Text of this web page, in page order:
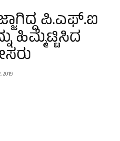
ಪಿ.ಎಫ್.ಐ
ಹಿಮ್ಮೆಟ್ಟಿಸಿದ
2019